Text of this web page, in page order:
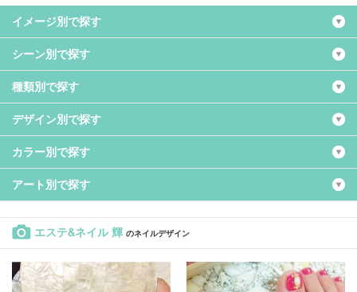
イメージ別で探す
シーン別で探す
種類別で探す
デザイン別で探す
カラー別で探す
アート別で探す
エステ&ネイル 輝 のネイルデザイン